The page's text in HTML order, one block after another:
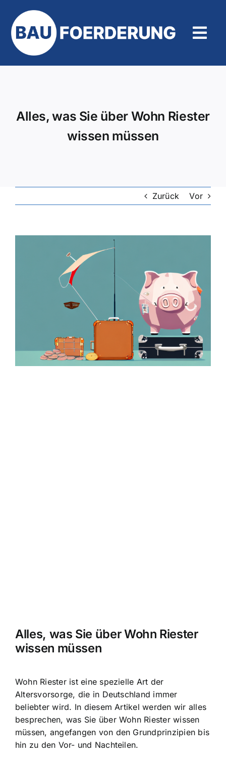
Inhalt
springen
Alles, was Sie über Wohn Riester
wissen müssen
Zurück Vor
Alles, was Sie über Wohn Riester
wissen müssen
Wohn Riester ist eine spezielle Art der
Altersvorsorge, die in Deutschland immer
beliebter wird. In diesem Artikel werden wir alles
besprechen, was Sie über Wohn Riester wissen
müssen, angefangen von den Grundprinzipien bis
hin zu den Vor- und Nachteilen.